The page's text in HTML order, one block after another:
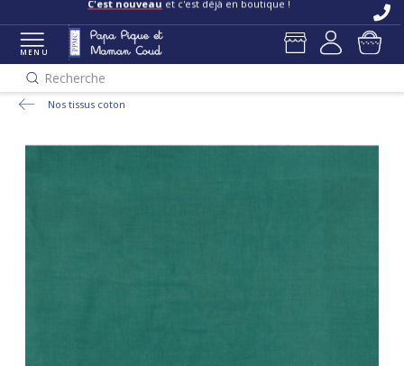
C'est nouveau et c'est déjà en boutique !
MENU
Recherche
Nos tissus coton